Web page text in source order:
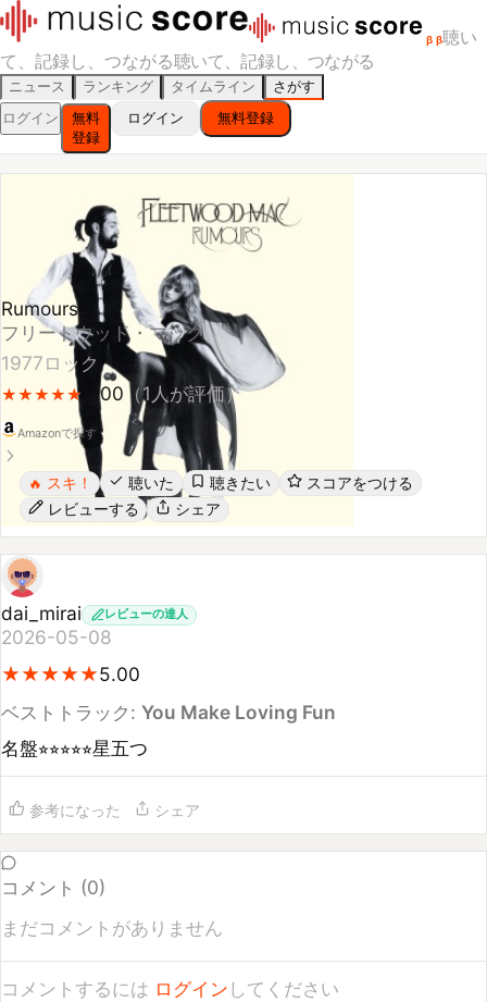
β β聴い
て、記録し、つながる聴いて、記録し、つながる
ニュース ランキング タイムライン
さがす
ログイン
無料
登録
ログイン 無料登録
Rumours
フリートウッド・マック
1977ロック
★
★★
★ ★
★ ★
★ ★
★5.00（ 1人が評価）
Amazonで探す
スキ！ 聴いた 聴きたい
レビューする シェア
dai_mirai
2026-05-08
★
★★
★★
★★
★★
★5.00
参考になった シェア
コメント (0
まだコメントがありません